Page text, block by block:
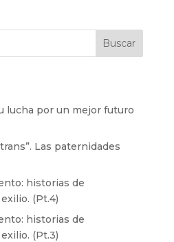
Buscar
lucha por un mejor futuro
Las paternidades
historias de
(Pt.4)
historias de
(Pt.3)